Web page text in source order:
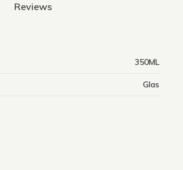
Reviews
350ML
Glas